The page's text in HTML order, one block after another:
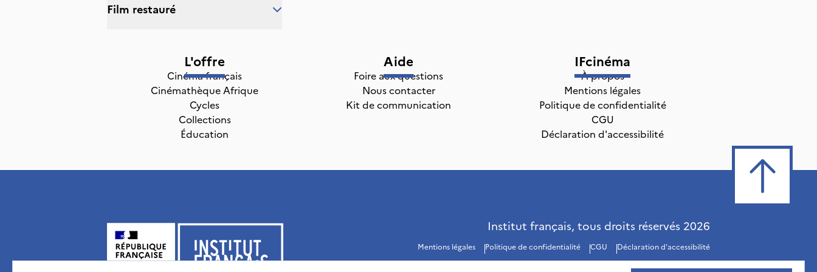
Film restauré
L'offre
Cinéma français
Cinémathèque Afrique
Cycles
Collections
Éducation
Aide
Foire aux questions
Nous contacter
Kit de communication
IFcinéma
À propos
Mentions légales
Politique de confidentialité
CGU
Déclaration d'accessibilité
Institut français, tous droits réservés 2026
Mentions légales Politique de confidentialité CGU Déclaration d'accessibilité